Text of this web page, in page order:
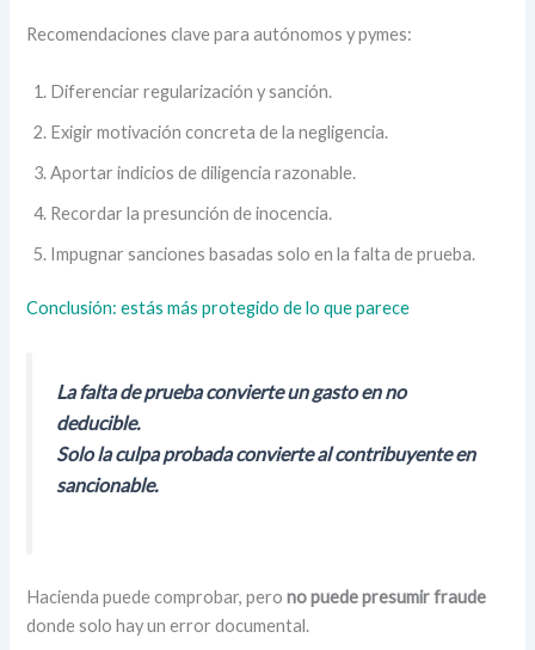
Recomendaciones clave para autónomos y pymes:
Diferenciar regularización y sanción.
Exigir motivación concreta de la negligencia.
Aportar indicios de diligencia razonable.
Recordar la presunción de inocencia.
Impugnar sanciones basadas solo en la falta de prueba.
Conclusión: estás más protegido de lo que parece
La falta de prueba convierte un gasto en no
deducible.
Solo la culpa probada convierte al contribuyente en
sancionable.
Hacienda puede comprobar, perono puede presumir fraude
donde solo hay un error documental.